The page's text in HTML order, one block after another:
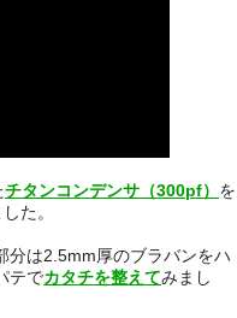
チタンコンデンサ（300pf） を
た。
分は2.5mm厚のブラバンをハ
テでカタチを整えてみまし